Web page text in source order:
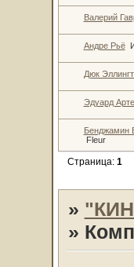
Валерий
Андре Рьё
Дюк
Эдуард
Бенджамин
Fleur
Страница: 1
»
»